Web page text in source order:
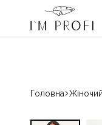
Profi – переможець
для
Головна